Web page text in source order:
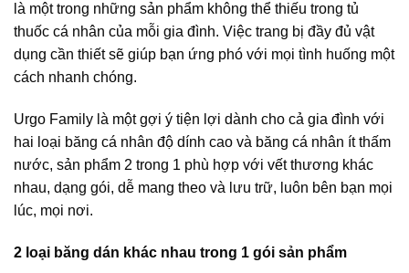
là một trong những sản phẩm không thể thiếu trong tủ
thuốc cá nhân của mỗi gia đình. Việc trang bị đầy đủ vật
dụng cần thiết sẽ giúp bạn ứng phó với mọi tình huống một
cách nhanh chóng.
Urgo Family là một gợi ý tiện lợi dành cho cả gia đình với
hai loại băng cá nhân độ dính cao và băng cá nhân ít thấm
nước, sản phẩm 2 trong 1 phù hợp với vết thương khác
nhau, dạng gói, dễ mang theo và lưu trữ, luôn bên bạn mọi
lúc, mọi nơi.
2 loại băng dán khác nhau trong 1 gói sản phẩm